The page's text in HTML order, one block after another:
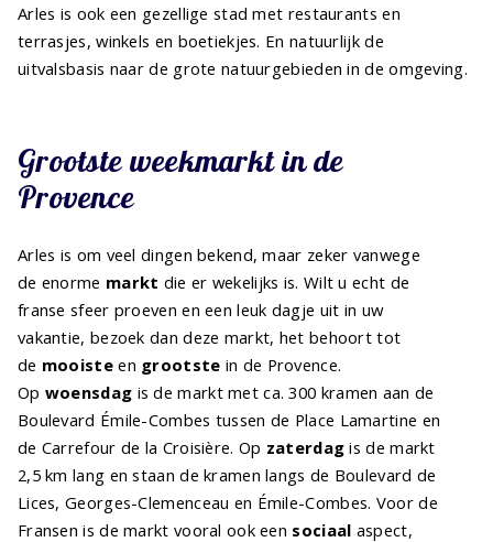
Arles is ook een gezellige stad met restaurants en
terrasjes, winkels en boetiekjes. En natuurlijk de
uitvalsbasis naar de grote natuurgebieden in de omgeving.
Grootste weekmarkt in de
Provence
Arles is om veel dingen bekend, maar zeker vanwege
de enorme markt die er wekelijks is. Wilt u echt de
franse sfeer proeven en een leuk dagje uit in uw
vakantie, bezoek dan deze markt, het behoort tot
de mooisteen grootste in de Provence.
Op woensdag is de markt met ca. 300 kramen aan de
Boulevard Émile-Combes tussen de Place Lamartine en
de Carrefour de la Croisière. Op zaterdag is de markt
2,5 km lang en staan de kramen langs de Boulevard de
Lices, Georges-Clemenceau en Émile-Combes. Voor de
Fransen is de markt vooral ook een sociaal aspect,